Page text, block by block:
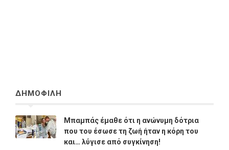
ΔΗΜΟΦΙΛΗ
Μπαμπάς έμαθε ότι η ανώνυμη δότρια
που του έσωσε τη ζωή ήταν η κόρη του
και… λύγισε από συγκίνηση!